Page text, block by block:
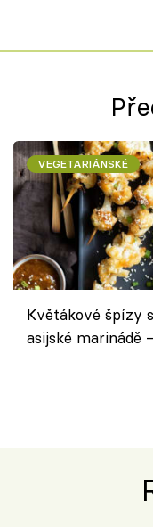
VEGETARIÁNSKÉ
Květákové špízy
asijské marinádě